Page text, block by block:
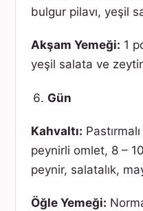
bulgur pilavı, yeşil
Akşam Yemeği: 1
yeşil salata ve
Gün
Kahvaltı:
peynirli omlet, 8 –
peynir, salatalık,
Öğle Yemeği: